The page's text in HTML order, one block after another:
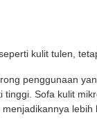
kulit tulen,
penggunaan
Sofa kulit
lebih